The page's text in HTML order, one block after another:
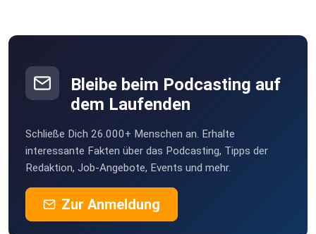
Bleibe beim Podcasting auf
dem Laufenden
Schließe Dich 26.000+ Menschen an. Erhalte
interessante Fakten über das Podcasting, Tipps der
Redaktion, Job-Angebote, Events und mehr.
Zur Anmeldung